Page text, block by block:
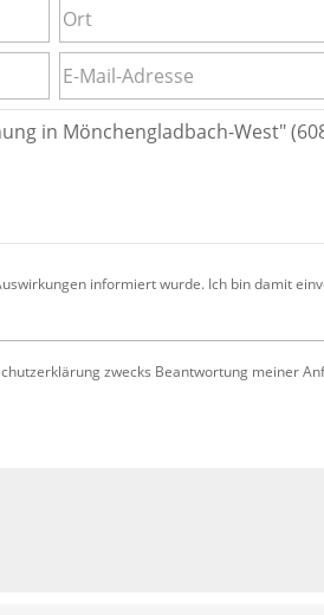
informiert wurde. Ich bin damit
zwecks Beantwortung meiner